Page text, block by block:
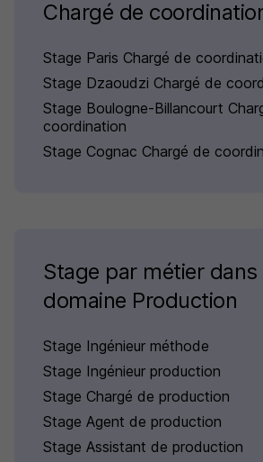
Chargé de
Stage Paris Chargé de
Stage Dzaoudzi Chargé de
Stage Boulogne-Billancourt
coordination
Stage Cognac Chargé de
Stage par métier dans
domaine Production
Stage Ingénieur méthode
Stage Ingénieur production
Stage Chargé de production
Stage Agent de production
Stage Assistant de production